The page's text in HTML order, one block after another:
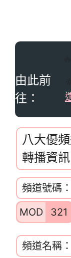
由此前
往：
八大優
轉播資訊
頻道號碼：
MOD
321
頻道名稱：